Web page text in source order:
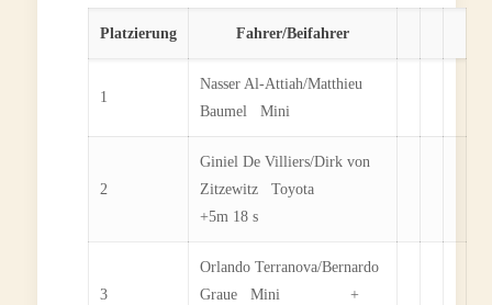
Platzierung Fahrer/Beifahrer
1
Nasser Al-Attiah/Matthieu
Baumel Mini
2
Giniel De Villiers/Dirk von
Zitzewitz Toyota
+5m 18 s
3
Orlando Terranova/Bernardo
Graue Mini +